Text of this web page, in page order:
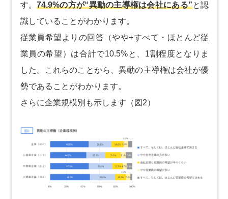
す。74.9%の方が“異動の主導権は会社にある”と認
識していることがわかります。
従業員希望よりの回答（やや+すべて・ほとんど従
業員の希望）は合計で10.5%と、1割程度となりま
した。これらのことから、異動の主導権は会社が優
勢であることがわかります。
さらに企業規模別も示します（図2）